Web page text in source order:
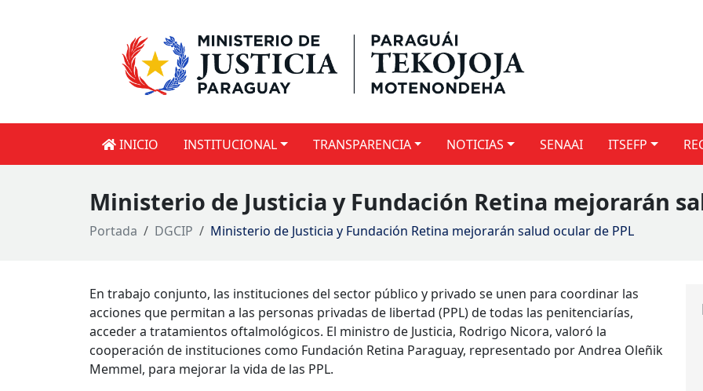
INICIO INSTITUCIONAL TRANSPARENCIA NOTICIAS SENAAI ITSEFP
Ministerio de Justicia y Fundación Retina mejorarán
Portada DGCIP Ministerio de Justicia y Fundación Retina mejorarán salud ocular de PPL
En trabajo conjunto, las instituciones del sector público y privado se unen para coordinar las
acciones que permitan a las personas privadas de libertad (PPL) de todas las penitenciarías,
acceder a tratamientos oftalmológicos. El ministro de Justicia, Rodrigo Nicora, valoró la
cooperación de instituciones como Fundación Retina Paraguay, representado por Andrea Oleñik
Memmel, para mejorar la vida de las PPL.